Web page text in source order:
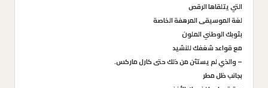
التي يتلقاها الرقص
لغة الموسيقى المرهفة الخاصة
بثوبك الوطني الملون
مع قواعد شغفك للنشيد
– والذي لم يستثن من ذلك حتى كارل ماركس.
بجانب ظل مطر